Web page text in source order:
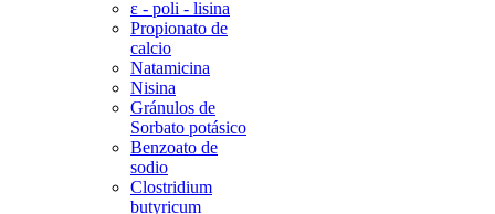
ε - poli - lisina
Propionato de
calcio
Natamicina
Nisina
Gránulos de
Sorbato potásico
Benzoato de
sodio
Clostridium
butyricum